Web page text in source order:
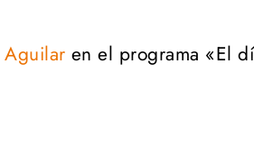
Aguilar en el programa «El